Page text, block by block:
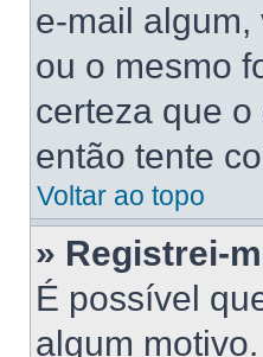
e-mail
ou o mesmo
certeza que
então tente
Voltar ao topo
» Registrei-
É possível
algum